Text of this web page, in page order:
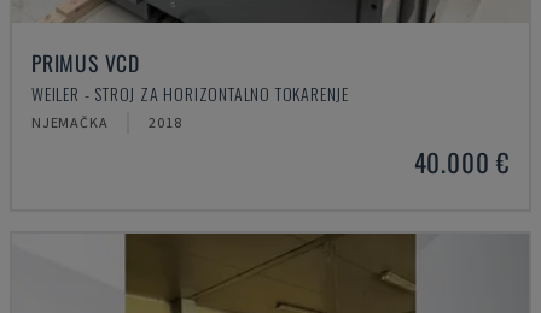
PRIMUS VCD
WEILER - STROJ ZA HORIZONTALNO TOKARENJE
NJEMAČKA 2018
40.000 €